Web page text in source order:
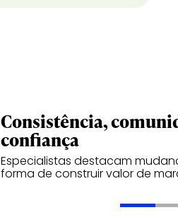
Consistência,
confiança
Especialistas destacam
forma de construir valor de